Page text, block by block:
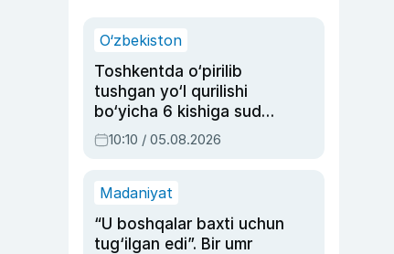
O‘zbekiston
Toshkentda o‘pirilib
tushgan yo‘l qurilishi
bo‘yicha 6 kishiga sud
hukmi o‘qildi
10:10 / 05.08.2026
Madaniyat
“U boshqalar baxti uchun
tug‘ilgan edi”. Bir umr